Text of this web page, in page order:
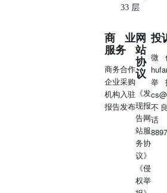
33 层
商业
服务
商务合作
企业采购
机构入驻
报告发布
网
站
协
议
《发
现报
告网
站服
务协
议》
《侵
权举
投
微
举
不